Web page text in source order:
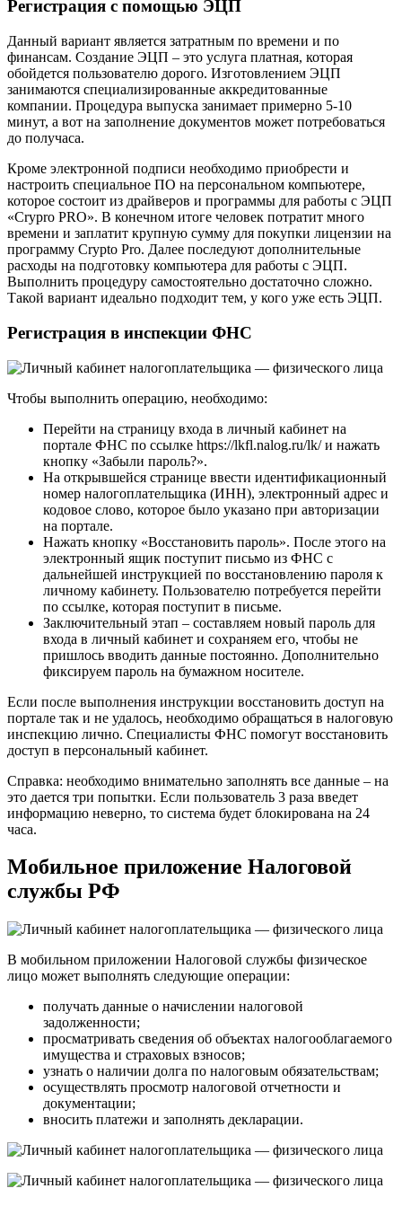
Регистрация с помощью ЭЦП
Данный вариант является затратным по времени и по
финансам. Создание ЭЦП – это услуга платная, которая
обойдется пользователю дорого. Изготовлением ЭЦП
занимаются специализированные аккредитованные
компании. Процедура выпуска занимает примерно 5-10
минут, а вот на заполнение документов может потребоваться
до получаса.
Кроме электронной подписи необходимо приобрести и
настроить специальное ПО на персональном компьютере,
которое состоит из драйверов и программы для работы с ЭЦП
«Crypro PRO». В конечном итоге человек потратит много
времени и заплатит крупную сумму для покупки лицензии на
программу Crypto Pro. Далее последуют дополнительные
расходы на подготовку компьютера для работы с ЭЦП.
Выполнить процедуру самостоятельно достаточно сложно.
Такой вариант идеально подходит тем, у кого уже есть ЭЦП.
Регистрация в инспекции ФНС
Чтобы выполнить операцию, необходимо:
Перейти на страницу входа в личный кабинет на
портале ФНС по ссылке https://lkfl.nalog.ru/lk/ и нажать
кнопку «Забыли пароль?».
На открывшейся странице ввести идентификационный
номер налогоплательщика (ИНН), электронный адрес и
кодовое слово, которое было указано при авторизации
на портале.
Нажать кнопку «Восстановить пароль». После этого на
электронный ящик поступит письмо из ФНС с
дальнейшей инструкцией по восстановлению пароля к
личному кабинету. Пользователю потребуется перейти
по ссылке, которая поступит в письме.
Заключительный этап – составляем новый пароль для
входа в личный кабинет и сохраняем его, чтобы не
пришлось вводить данные постоянно. Дополнительно
фиксируем пароль на бумажном носителе.
Если после выполнения инструкции восстановить доступ на
портале так и не удалось, необходимо обращаться в налоговую
инспекцию лично. Специалисты ФНС помогут восстановить
доступ в персональный кабинет.
Справка: необходимо внимательно заполнять все данные – на
это дается три попытки. Если пользователь 3 раза введет
информацию неверно, то система будет блокирована на 24
часа.
Мобильное приложение Налоговой
службы РФ
В мобильном приложении Налоговой службы физическое
лицо может выполнять следующие операции:
получать данные о начислении налоговой
задолженности;
просматривать сведения об объектах налогооблагаемого
имущества и страховых взносов;
узнать о наличии долга по налоговым обязательствам;
осуществлять просмотр налоговой отчетности и
документации;
вносить платежи и заполнять декларации.